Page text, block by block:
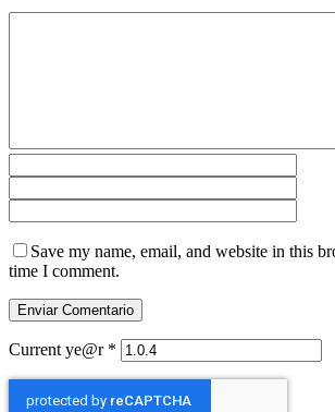
Save my name, email, and website in this
time I comment.
Current ye@r *